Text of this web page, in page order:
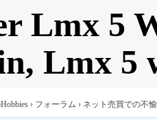
Lmx 5
Lmx 5
› フォーラム › ネット売買での不